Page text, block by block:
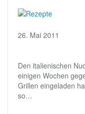
26. Mai 2011
Den italienischen
einigen Wochen
Grillen eingeladen
so…